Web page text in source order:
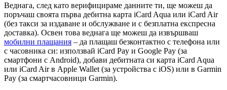
Веднага, след като верифицираме данните ти, ще можеш да
поръчаш своята първа дебитна карта iCard Aqua или iCard Air
(без такси за издаване и обслужване и с безплатна експресна
доставка). Освен това веднага ще можеш да извършваш
мобилни плащания – да плащаш безконтактно с телефона или
с часовника си: използвай iCard Pay и Google Pay (за
смартфони с Android), добави дебитната си карта iCard Aqua
или iCard Air в Apple Wallet (за устройства с iOS) или в Garmin
Pay (за смартчасовници Garmin).